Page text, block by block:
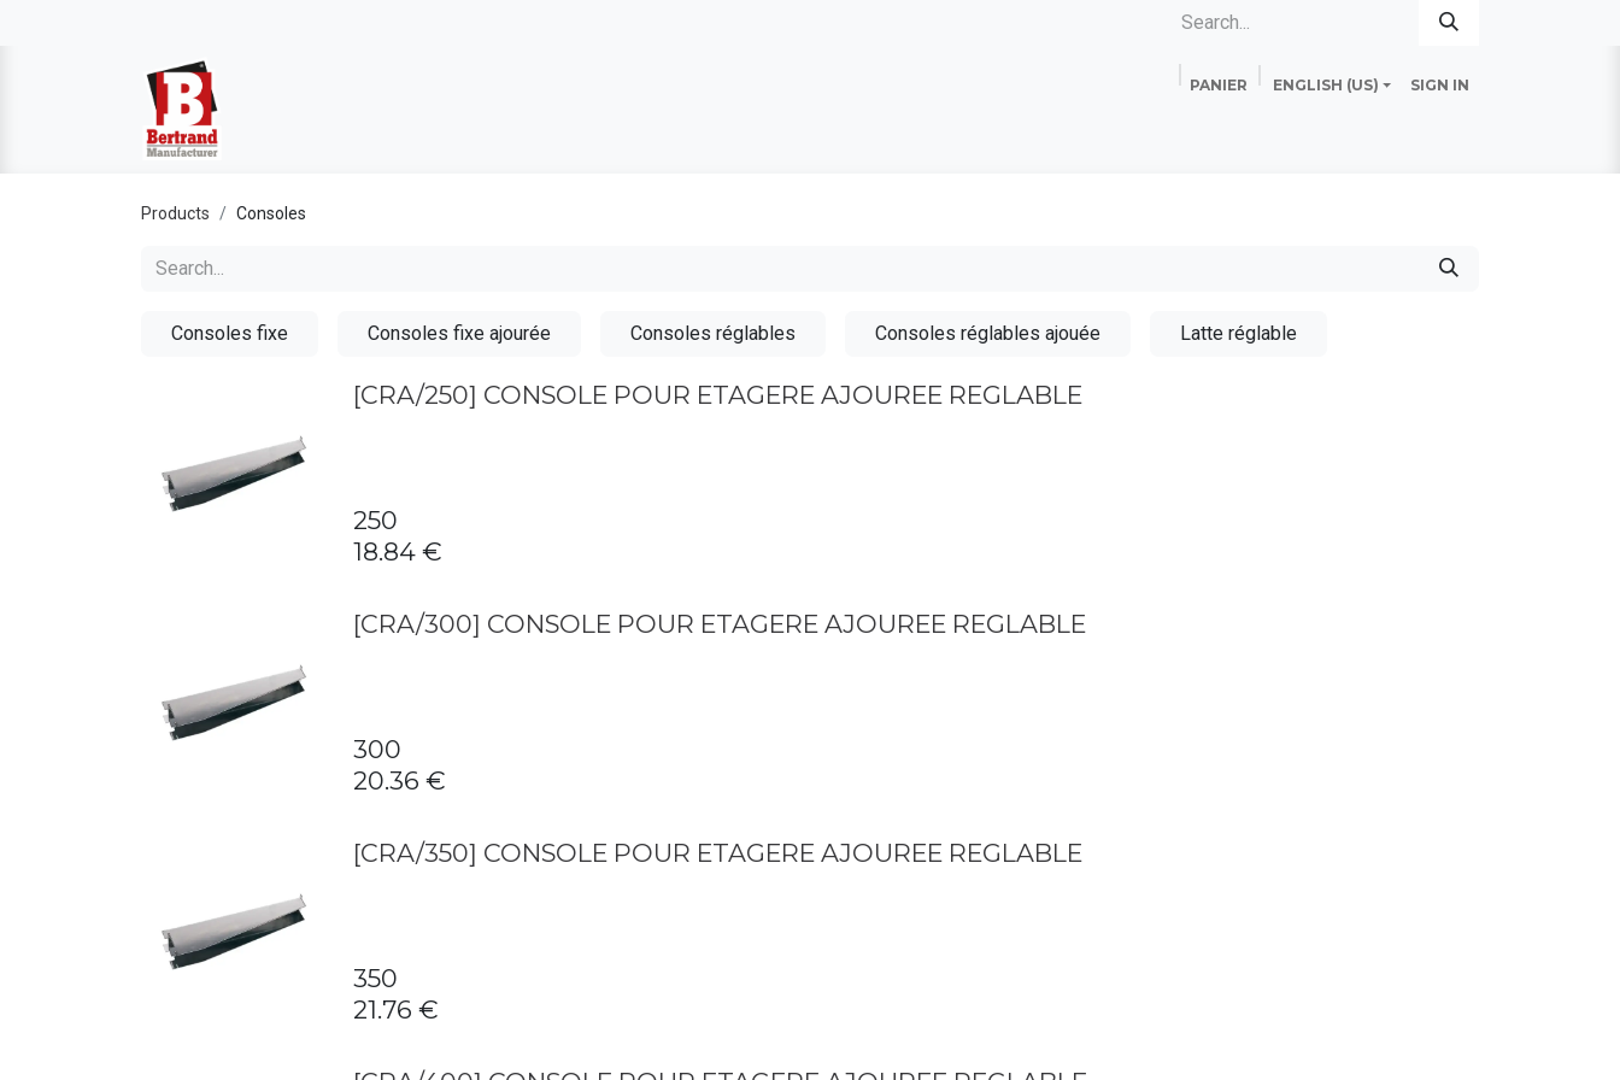
PANIER ENGLISH (US) SIGN IN
Products Consoles
Consoles fixe Consoles fixe ajourée Consoles réglables Consoles réglables ajouée Latte réglable
[CRA/250] CONSOLE POUR ETAGERE AJOUREE REGLABLE
250
18.84 €
[CRA/300] CONSOLE POUR ETAGERE AJOUREE REGLABLE
300
20.36 €
[CRA/350] CONSOLE POUR ETAGERE AJOUREE REGLABLE
350
21.76 €